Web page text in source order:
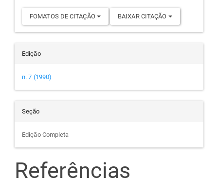
FOMATOS DE CITAÇÃO BAIXAR CITAÇÃO
Edição
n. 7 (1990)
Seção
Edição Completa
Referências